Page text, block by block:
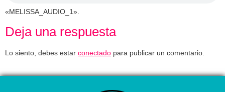
«MELISSA_AUDIO_1».
Deja una respuesta
Lo siento, debes estar conectado para publicar un comentario.